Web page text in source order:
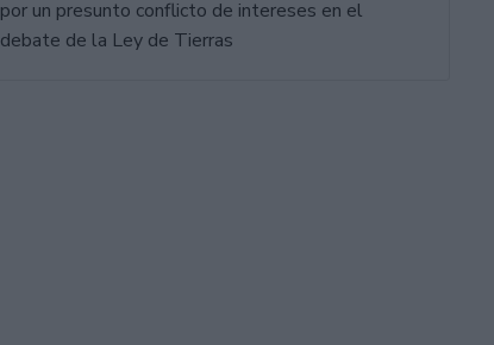
por un presunto conflicto de intereses en el
debate de la Ley de Tierras